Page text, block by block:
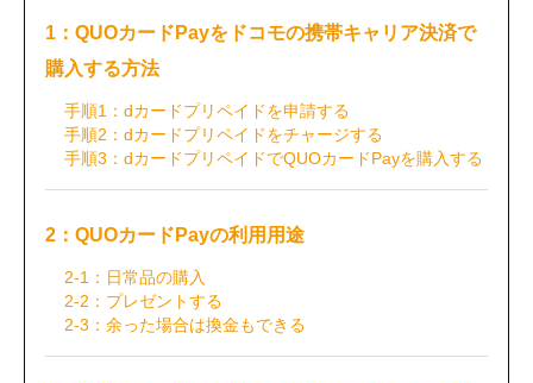
1：QUOカードPayをドコモの携帯キャリア決済で
購入する方法
手順1：dカードプリペイドを申請する
手順2：dカードプリペイドをチャージする
手順3：dカードプリペイドでQUOカードPayを購入する
2：QUOカードPayの利用用途
2-1：日常品の購入
2-2：プレゼントする
2-3：余った場合は換金もできる